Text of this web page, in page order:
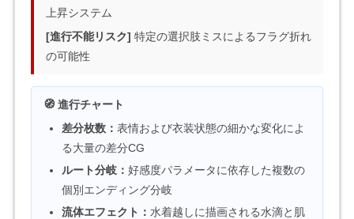
上昇システム
[進行不能リスク] 特定の選択肢ミスによるフラグ折れ
の可能性
🧭 進行チャート
差分枚数： 表情および衣装状態の細かな変化によ
る大量の差分CG
ルート分岐： 好感度パラメータに依存した複数の
個別エンディング分岐
流体エフェクト： 水着越しに描画される水滴と肌